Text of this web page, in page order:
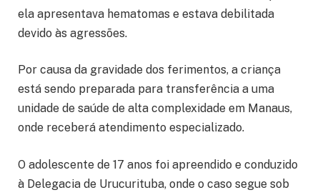
ela apresentava hematomas e estava debilitada
devido às agressões.
Por causa da gravidade dos ferimentos, a criança
está sendo preparada para transferência a uma
unidade de saúde de alta complexidade em Manaus,
onde receberá atendimento especializado.
O adolescente de 17 anos foi apreendido e conduzido
à Delegacia de Urucurituba, onde o caso segue sob